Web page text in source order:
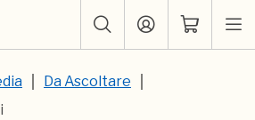
Da Ascoltare